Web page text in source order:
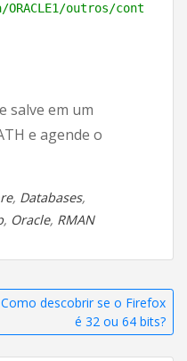
outros/cont
e salve em um
e agende o
, Databases,
, Oracle, RMAN
Como descobrir se o Firefox
é 32 ou 64 bits?